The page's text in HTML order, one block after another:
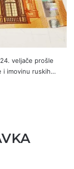
veljače prošle
i imovinu ruskih…